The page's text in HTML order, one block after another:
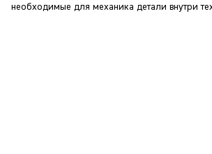
необходимые для механика детали внутри